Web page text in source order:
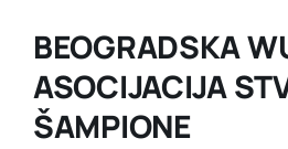
Akti SSAB
Kontakt
BEOGRADSKA
ASOCIJACIJA
ŠAMPIONE